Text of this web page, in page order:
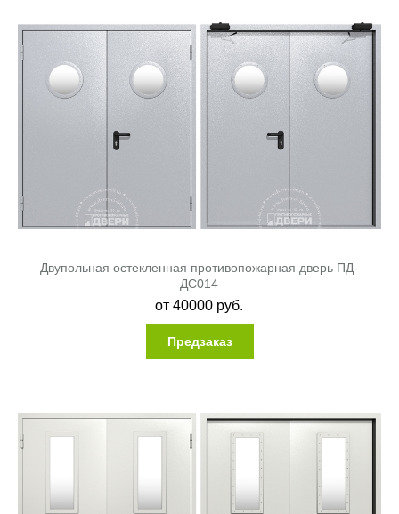
Двупольная остекленная противопожарная дверь ПД-
ДC014
от40000 руб.
Предзаказ